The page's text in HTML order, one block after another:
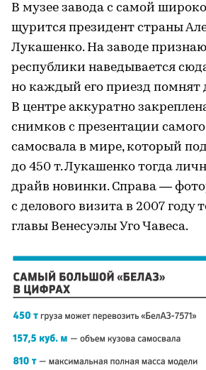
В музее завода с самой
щурится президент страны
Лукашенко. На заводе
республики наведывается
но каждый его приезд помнят
В центре аккуратно
снимков с презентации
самосвала в мире, который
до 450 т. Лукашенко тогда
драйв новинки. Справа —
с делового визита в 2007 году
главы Венесуэлы Уго Чавеса.